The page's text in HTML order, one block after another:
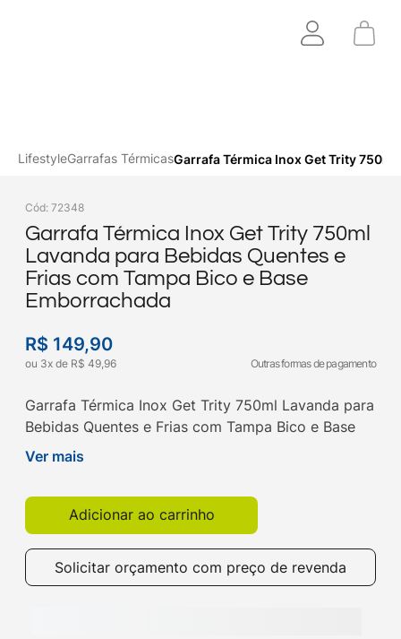
LifestyleGarrafas TérmicasGarrafa Térmica Inox Get Trity
Cód: 72348
Garrafa Térmica Inox Get Trity 750ml
Lavanda para Bebidas Quentes e
Frias com Tampa Bico e Base
Emborrachada
R$ 149,90
ou 3x de R$ 49,96 Outras formas de pagamento
Garrafa Térmica Inox Get Trity 750ml Lavanda para
Bebidas Quentes e Frias com Tampa Bico e Base
Emborrachada. Compre agora na Get!
Ver mais
Adicionar ao carrinho
Solicitar orçamento com preço de revenda